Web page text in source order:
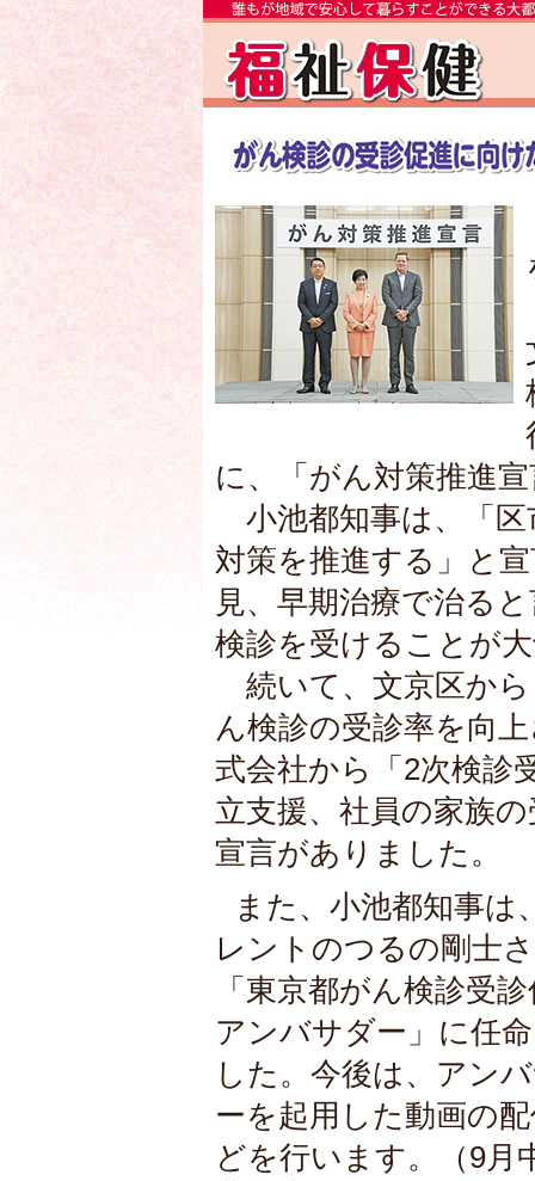
に、「がん対策推進
小池都知事は、「区
対策を推進する」と
見、早期治療で治る
検診を受けることが
続いて、文京区か
ん検診の受診率を向
式会社から「2次検診
立支援、社員の家族
宣言がありました。
また、小池都知事は
レントのつるの剛士
「東京都がん検診受
アンバサダー」に任
した。今後は、アン
ーを起用した動画の
どを行います。（9月